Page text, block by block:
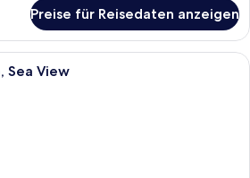
Preise für Reisedaten anzeigen
Ein Schlafzimmer mit Bett,
Sea View